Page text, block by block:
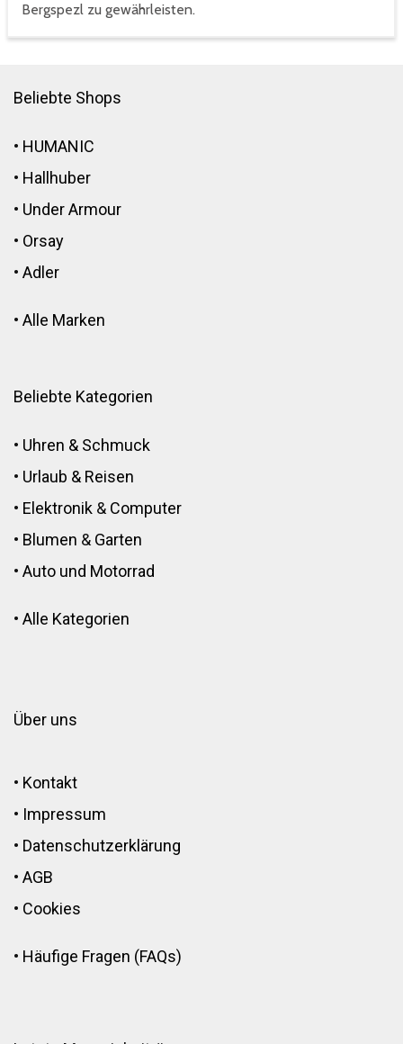
Bergspezl zu gewährleisten.
Beliebte Shops
• HUMANIC
• Hallhuber
• Under Armour
• Orsay
• Adler
• Alle Marken
Beliebte Kategorien
• Uhren & Schmuck
• Urlaub & Reisen
• Elektronik & Computer
• Blumen & Garten
• Auto und Motorrad
• Alle Kategorien
Über uns
• Kontakt
• Impressum
• Datenschutzerklärung
• AGB
• Cookies
• Häufige Fragen (FAQs)